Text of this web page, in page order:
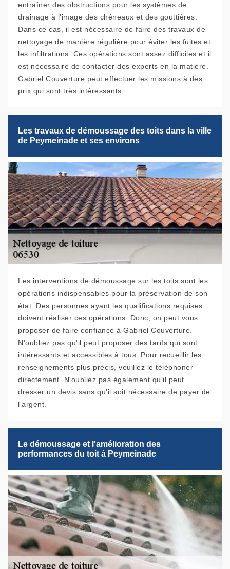
entraîner des obstructions pour les systèmes de
drainage à l'image des chéneaux et des gouttières.
Dans ce cas, il est nécessaire de faire des travaux de
nettoyage de manière régulière pour éviter les fuites et
les infiltrations. Ces opérations sont assez difficiles et il
est nécessaire de contacter des experts en la matière.
Gabriel Couverture peut effectuer les missions à des
prix qui sont très intéressants.
Les travaux de démoussage des toits dans la ville
de Peymeinade et ses environs
Les interventions de démoussage sur les toits sont les
opérations indispensables pour la préservation de son
état. Des personnes ayant les qualifications requises
doivent réaliser ces opérations. Donc, on peut vous
proposer de faire confiance à Gabriel Couverture.
N'oubliez pas qu'il peut proposer des tarifs qui sont
intéressants et accessibles à tous. Pour recueillir les
renseignements plus précis, veuillez le téléphoner
directement. N'oubliez pas également qu'il peut
dresser un devis sans qu'il soit nécessaire de payer de
l'argent.
Le démoussage et l'amélioration des
performances du toit à Peymeinade